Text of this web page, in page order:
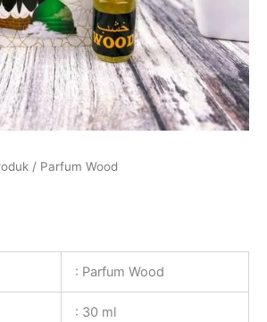
/ Parfum Wood
: Parfum Wood
: 30 ml